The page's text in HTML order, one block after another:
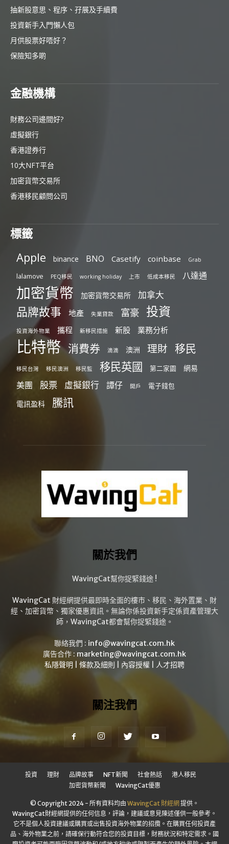
抽新股意思、程序、孖展及手續費
投資新手入門懶人包
月供股票好唔好？
保險知多啲
金融機構
財務公司邊間好?
虛擬銀行
香港證券行
10大NFT平台
加密貨幣交易所
香港移民顧問公司
標籤
Apple binance BNO Casetify coinbase Grab
lalamove PEQ移民 working holiday 上市 低成本移民 八達通
加密貨幣 加密貨幣交易所 加拿大
品牌故事 地產 失業貸款 富豪 投資
投資海外物業 攜程 新移民措施 新股 業務分析
比特幣 消費券 滴滴 澳洲 理財 移民
移民台灣 移民澳洲 移民監 移民英國 第二家園 網易
美團 股票 虛擬銀行 譚仔 開戶 電子錢包
電訊盈科 騰訊
關於我們
WavingCat幫你捉緊錢途 !
WavingCat 財經網提供最即時全面的樓市、移民、海外置業、財
經、加密貨幣、獨家優惠資訊。無論你係投資新手定係資產管理大
師，WavingCat都會幫你捉緊錢途。
聯絡我們 : info@wavingcat.com.hk
廣告合作 : marketing@wavingcat.com.hk
私隱聲明
條款及細則 內容授權 人才招聘
關注我們
投資 理財 品牌故事 NFT新聞 社會熱話
港人移民
加密貨幣新聞
WavingCat優惠
© Copyright 2024 - 所有資料均由 WavingCat 財經網提供。
WavingCat財經網提供的任何信息，評論，建議或意見陳述僅供一般參考。
它不是個人投資建議或購買或出售投資海外物業的招攬。在購買任何投資產
品、海外物業之前，請確保行動符合您的投資目標，財務狀況和特定需求。國